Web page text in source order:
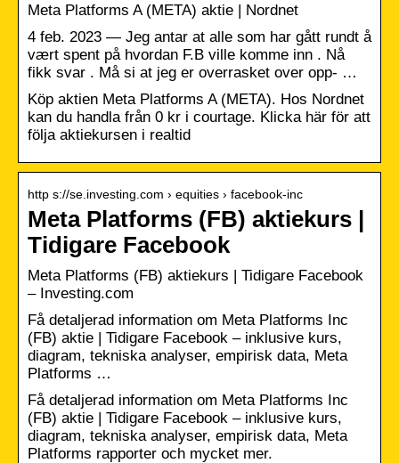
Meta Platforms A (META) aktie | Nordnet
4 feb. 2023 — Jeg antar at alle som har gått rundt å
vært spent på hvordan F.B ville komme inn . Nå
fikk svar . Må si at jeg er overrasket over opp- …
Köp aktien Meta Platforms A (META). Hos Nordnet
kan du handla från 0 kr i courtage. Klicka här för att
följa aktiekursen i realtid
http s://se.investing.com › equities › facebook-inc
Meta Platforms (FB) aktiekurs |
Tidigare Facebook
Meta Platforms (FB) aktiekurs | Tidigare Facebook
– Investing.com
Få detaljerad information om Meta Platforms Inc
(FB) aktie | Tidigare Facebook – inklusive kurs,
diagram, tekniska analyser, empirisk data, Meta
Platforms …
Få detaljerad information om Meta Platforms Inc
(FB) aktie | Tidigare Facebook – inklusive kurs,
diagram, tekniska analyser, empirisk data, Meta
Platforms rapporter och mycket mer.